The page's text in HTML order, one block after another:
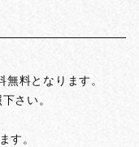
料となります。
さい。
す。